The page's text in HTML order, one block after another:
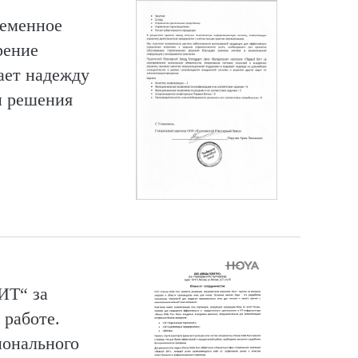
надежду
решения
за